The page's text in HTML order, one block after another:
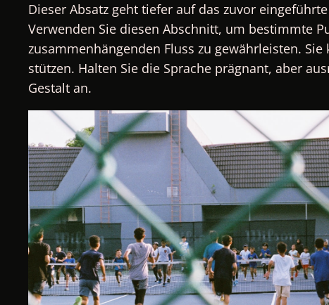
Dieser Absatz geht tiefer auf das zuvor
Verwenden Sie diesen Abschnitt, um bestimmte
zusammenhängenden Fluss zu gewährleisten.
stützen. Halten Sie die Sprache prägnant, aber
Gestalt an.